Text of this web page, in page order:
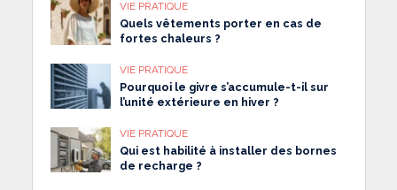
VIE PRATIQUE
Quels vêtements porter en cas de
fortes chaleurs ?
VIE PRATIQUE
Pourquoi le givre s’accumule-t-il sur
l’unité extérieure en hiver ?
VIE PRATIQUE
Qui est habilité à installer des bornes
de recharge ?